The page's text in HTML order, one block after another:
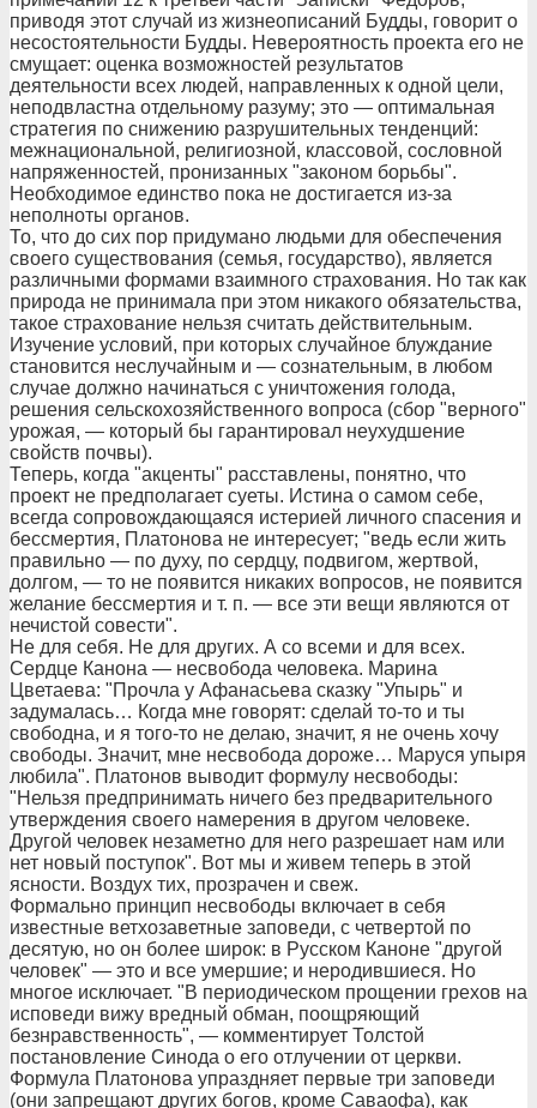
приводя этот случай из жизнеописаний Будды, говорит о
несостоятельности Будды. Невероятность проекта его не
смущает: оценка возможностей результатов
деятельности всех людей, направленных к одной цели,
неподвластна отдельному разуму; это — оптимальная
стратегия по снижению разрушительных тенденций:
межнациональной, религиозной, классовой, сословной
напряженностей, пронизанных "законом борьбы".
Необходимое единство пока не достигается из-за
неполноты органов.
То, что до сих пор придумано людьми для обеспечения
своего существования (семья, государство), является
различными формами взаимного страхования. Но так как
природа не принимала при этом никакого обязательства,
такое страхование нельзя считать действительным.
Изучение условий, при которых случайное блуждание
становится неслучайным и — сознательным, в любом
случае должно начинаться с уничтожения голода,
решения сельскохозяйственного вопроса (сбор "верного"
урожая, — который бы гарантировал неухудшение
свойств почвы).
Теперь, когда "акценты" расставлены, понятно, что
проект не предполагает суеты. Истина о самом себе,
всегда сопровождающаяся истерией личного спасения и
бессмертия, Платонова не интересует; "ведь если жить
правильно — по духу, по сердцу, подвигом, жертвой,
долгом, — то не появится никаких вопросов, не появится
желание бессмертия и т. п. — все эти вещи являются от
нечистой совести".
Не для себя. Не для других. А со всеми и для всех.
Сердце Канона — несвобода человека. Марина
Цветаева: "Прочла у Афанасьева сказку "Упырь" и
задумалась… Когда мне говорят: сделай то-то и ты
свободна, и я того-то не делаю, значит, я не очень хочу
свободы. Значит, мне несвобода дороже… Маруся упыря
любила". Платонов выводит формулу несвободы:
"Нельзя предпринимать ничего без предварительного
утверждения своего намерения в другом человеке.
Другой человек незаметно для него разрешает нам или
нет новый поступок". Вот мы и живем теперь в этой
ясности. Воздух тих, прозрачен и свеж.
Формально принцип несвободы включает в себя
известные ветхозаветные заповеди, с четвертой по
десятую, но он более широк: в Русском Каноне "другой
человек" — это и все умершие; и неродившиеся. Но
многое исключает. "В периодическом прощении грехов на
исповеди вижу вредный обман, поощряющий
безнравственность", — комментирует Толстой
постановление Синода о его отлучении от церкви.
Формула Платонова упраздняет первые три заповеди
(они запрещают других богов, кроме Саваофа), как